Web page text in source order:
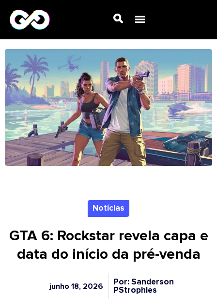
Notícias
GTA 6: Rockstar revela capa e
data do início da pré-venda
junho 18, 2026
Por: Sanderson
PStrophies